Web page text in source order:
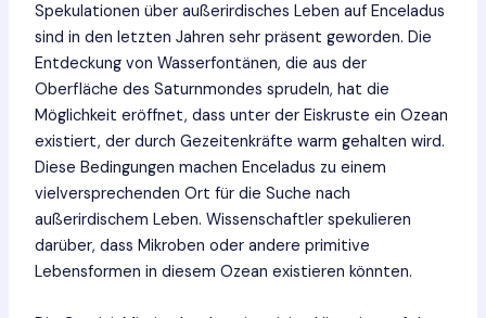
Spekulationen über außerirdisches Leben auf Enceladus
sind in den letzten Jahren sehr präsent geworden. Die
Entdeckung von Wasserfontänen, die aus der
Oberfläche des Saturnmondes sprudeln, hat die
Möglichkeit eröffnet, dass unter der Eiskruste ein Ozean
existiert, der durch Gezeitenkräfte warm gehalten wird.
Diese Bedingungen machen Enceladus zu einem
vielversprechenden Ort für die Suche nach
außerirdischem Leben. Wissenschaftler spekulieren
darüber, dass Mikroben oder andere primitive
Lebensformen in diesem Ozean existieren könnten.